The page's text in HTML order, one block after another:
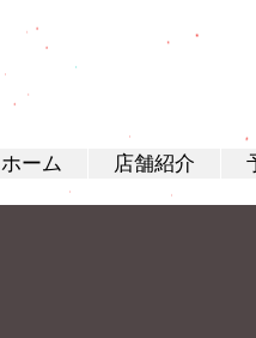
ホーム 店舗紹介